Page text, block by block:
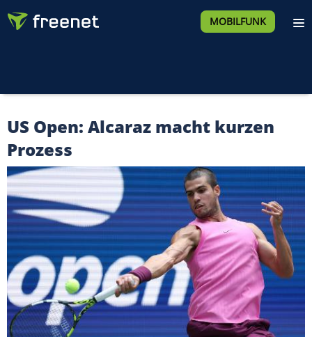
MOBILFUNK
US Open: Alcaraz macht kurzen
Prozess